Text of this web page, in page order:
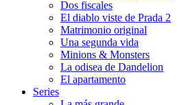
Dos fiscales
El diablo viste de Prada 2
Matrimonio original
Una segunda vida
Minions & Monsters
La odisea de Dandelion
El apartamento
Series